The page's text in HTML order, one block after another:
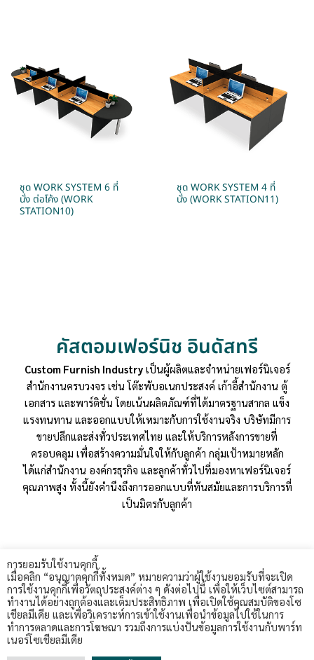
ชุด WORK SYSTEM 6 ที่
นั่ง ต่อโค้ง (WORK
STATION10)
ชุด WORK SYSTEM 4 ที่
นั่ง (WORK STATION11)
คัสตอมเฟอร์นิช อินดัสทรี
Custom Furnish Industryเป็นผู้ผลิตและจำหน่ายเฟอร์นิเจอร์
สำนักงานครบวงจร เช่น โต๊ะพับอเนกประสงค์ เก้าอี้สำนักงาน ตู้
เอกสาร และพาร์ติชั่น โดยเน้นผลิตภัณฑ์ที่ได้มาตรฐานสากล แข็ง
แรงทนทาน และออกแบบให้เหมาะกับการใช้งานจริง บริษัทมีการ
ขายปลีกและส่งทั่วประเทศไทย และให้บริการหลังการขายที่
ครอบคลุม เพื่อสร้างความมั่นใจให้กับลูกค้า กลุ่มเป้าหมายหลัก
ได้แก่สำนักงาน องค์กรธุรกิจ และลูกค้าทั่วไปที่มองหาเฟอร์นิเจอร์
คุณภาพสูง ทั้งนี้ยังคำนึงถึงการออกแบบที่ทันสมัยและการบริการที่
เป็นมิตรกับลูกค้า
customsfurnish - 2024. All rights reserved.
02-009-1131 : custom.6753@gmail.com
การยอมรับใช้งานคุกกี้
เมื่อคลิก “อนุญาตคุกกี้ทั้งหมด” หมายความว่าผู้ใช้งานยอมรับที่จะเปิด
การใช้งานคุกกี้เพื่อวัตถุประสงค์ต่าง ๆ ดังต่อไปนี้ เพื่อให้เว็บไซต์สามารถ
ทำงานได้อย่างถูกต้องและเต็มประสิทธิภาพ เพื่อเปิดใช้คุณสมบัติของโซ
เชียลมีเดีย และเพื่อวิเคราะห์การเข้าใช้งานเพื่อนำข้อมูลไปใช้ในการ
ทำการตลาดและการโฆษณา รวมถึงการแบ่งปันข้อมูลการใช้งานกับพาร์ท
เนอร์โซเชียลมีเดีย